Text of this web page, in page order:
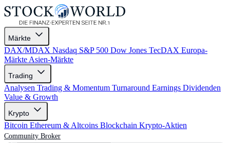
Märkte
DAX/MDAX Nasdaq S&P 500 Dow Jones TecDAX Europa-
Märkte Asien-Märkte
Trading
Analysen Trading & Momentum Turnaround Earnings Dividenden
Value & Growth
Krypto
Bitcoin Ethereum & Altcoins Blockchain Krypto-Aktien
Community Broker